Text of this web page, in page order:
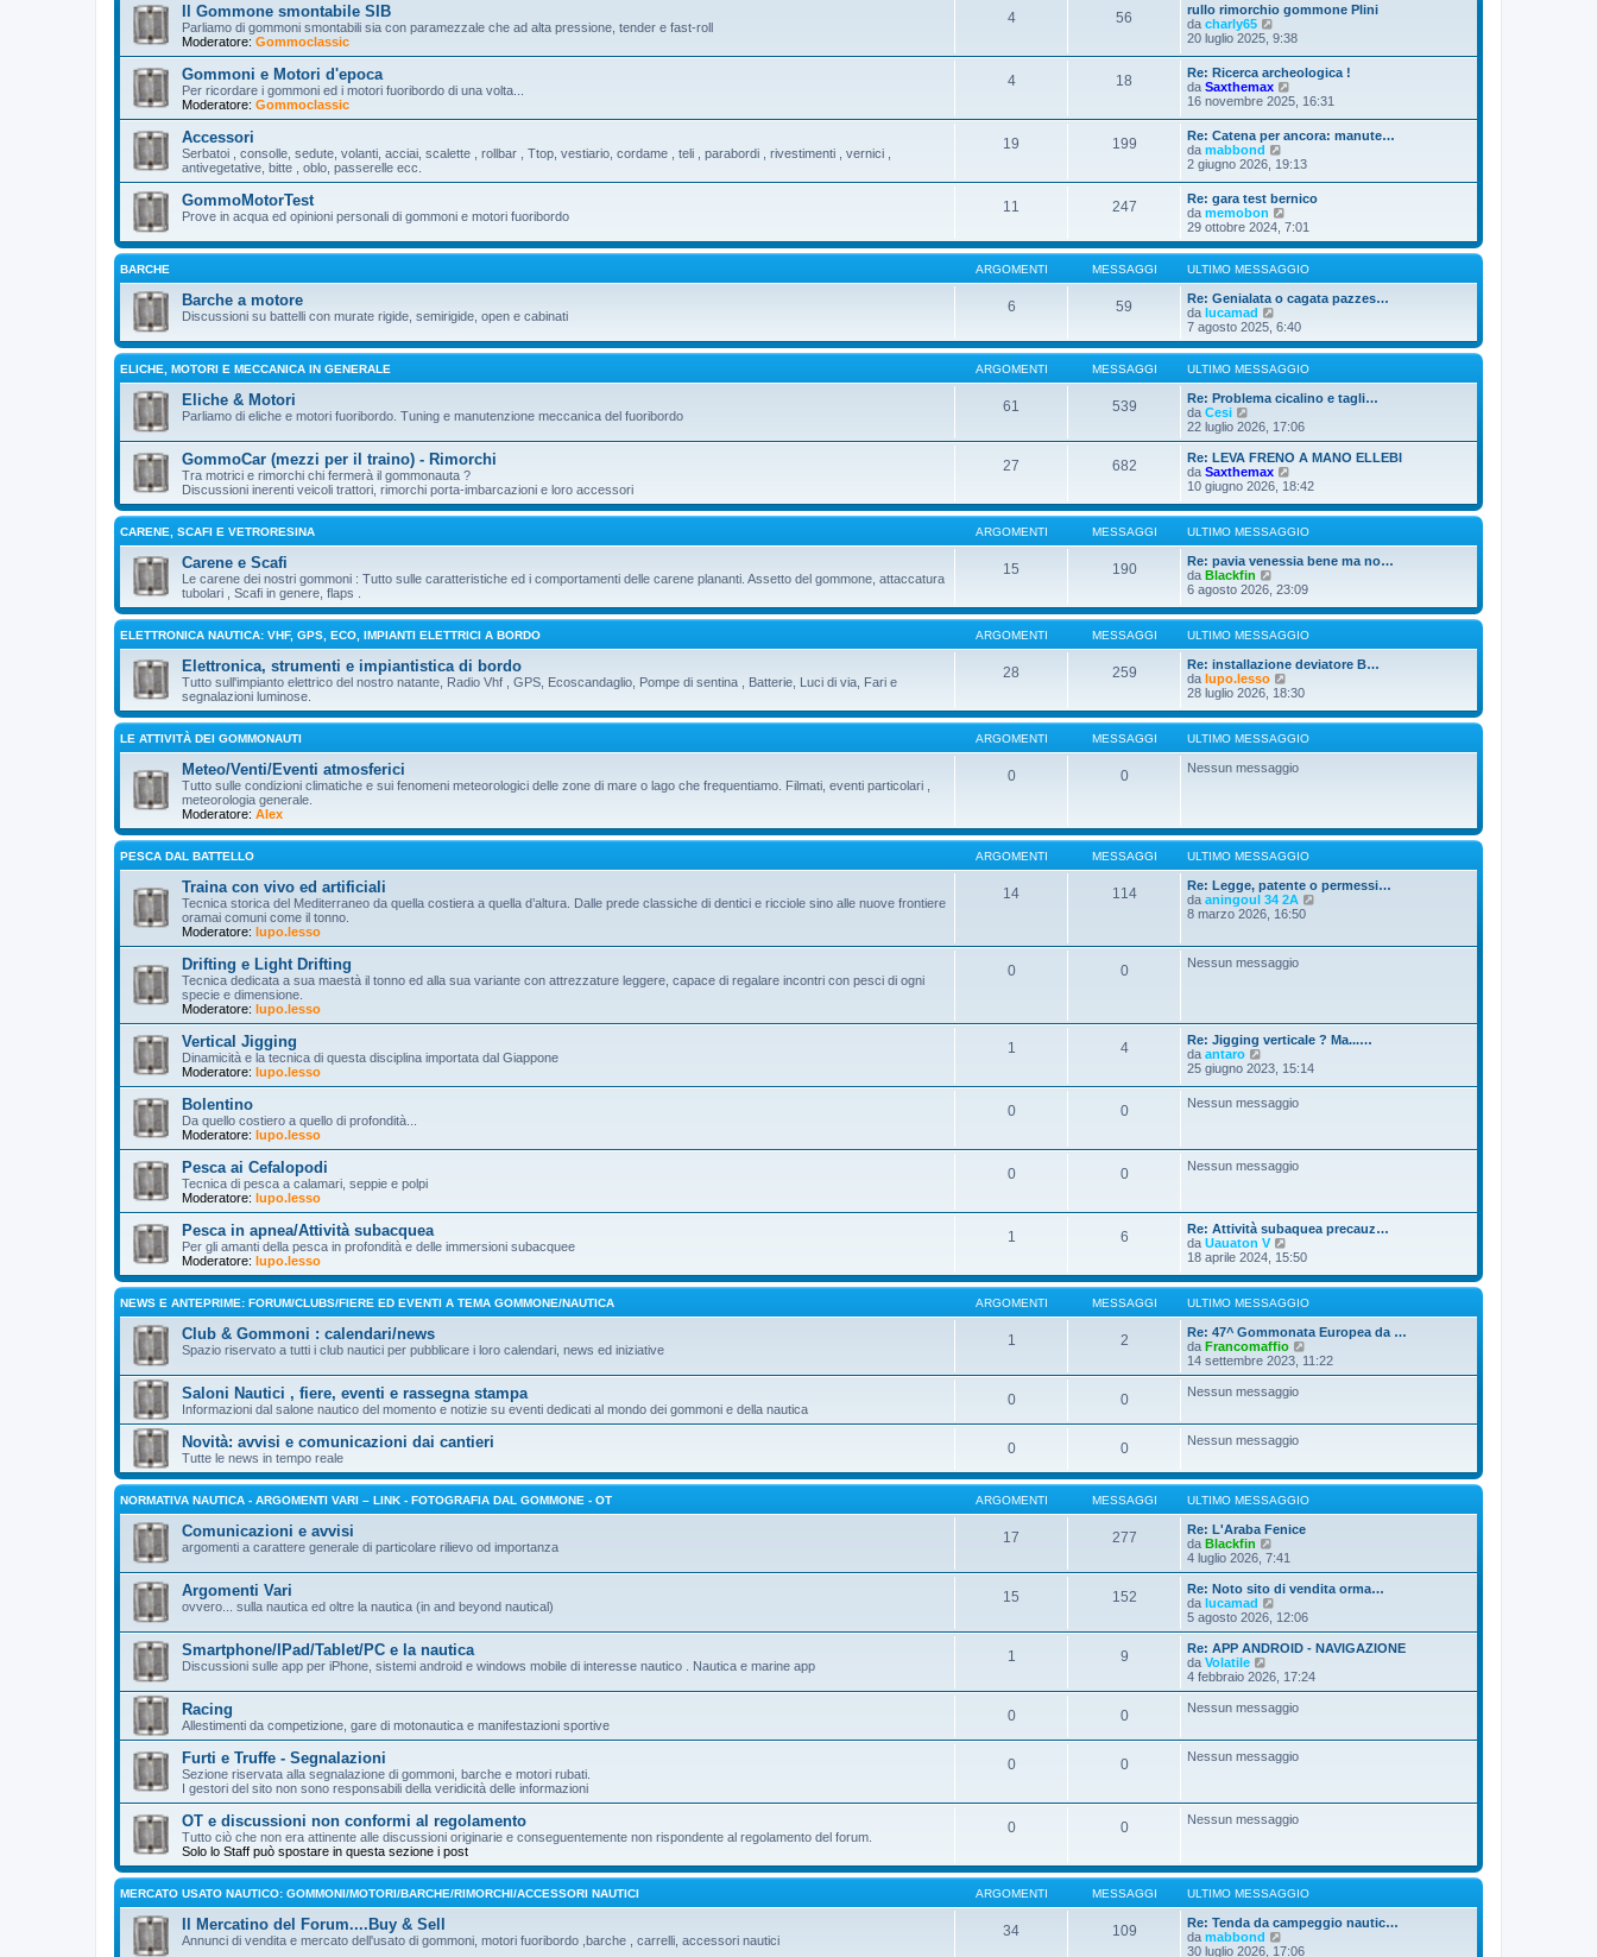
u
t
i
m
o
m
e
s
s
a
g
g
i
o
Il Gommone smontabile SIB
Parliamo di gommoni smontabili sia con paramezzale che ad alta pressione, tender e fast-roll
Moderatore: Gommoclassic
4 56
rullo rimorchio gommone Plini
da charly65
e
u
l
t
i
m
o
m
e
s
s
a
g
g
i
20 luglio 2025, 9:38
Gommoni e Motori d'epoca
Per ricordare i gommoni ed i motori fuoribordo di una volta...
Moderatore: Gommoclassic
4 18
Re: Ricerca archeologica !
da Saxthemax
e
u
t
i
m
m
e
s
s
a
g
i
o
16 novembre 2025, 16:31
Accessori
Serbatoi , consolle, sedute, volanti, acciai, scalette , rollbar , Ttop, vestiario, cordame , teli , parabordi , rivestimenti , vernici ,
antivegetative, bitte , oblo, passerelle ecc.
19 199
Re: Catena per ancora: manute…
da mabbond
e
u
l
i
m
o
e
s
a
g
g
i
o
2 giugno 2026, 19:13
GommoMotorTest
Prove in acqua ed opinioni personali di gommoni e motori fuoribordo
11 247
Re: gara test bernico
da memobon
e
d
i
u
l
t
m
o
m
e
s
s
g
g
i
o
29 ottobre 2024, 7:01
BARCHE ARGOMENTI MESSAGGI ULTIMO MESSAGGIO
Barche a motore
Discussioni su battelli con murate rigide, semirigide, open e cabinati
6 59
Re: Genialata o cagata pazzes…
da lucamad
e
d
i
u
l
t
m
o
m
e
s
s
a
g
g
o
7 agosto 2025, 6:40
ELICHE, MOTORI E MECCANICA IN GENERALE ARGOMENTI MESSAGGI ULTIMO MESSAGGIO
Eliche & Motori
Parliamo di eliche e motori fuoribordo. Tuning e manutenzione meccanica del fuoribordo
61 539
Re: Problema cicalino e tagli…
da Cesi
e
d
i
u
l
i
m
o
e
s
s
a
g
g
i
o
22 luglio 2026, 17:06
GommoCar (mezzi per il traino) - Rimorchi
Tra motrici e rimorchi chi fermerà il gommonauta ?
Discussioni inerenti veicoli trattori, rimorchi porta-imbarcazioni e loro accessori
27 682
Re: LEVA FRENO A MANO ELLEBI
da Saxthemax
e
i
u
t
i
m
o
m
s
a
g
i
o
10 giugno 2026, 18:42
CARENE, SCAFI E VETRORESINA ARGOMENTI MESSAGGI ULTIMO MESSAGGIO
Carene e Scafi
Le carene dei nostri gommoni : Tutto sulle caratteristiche ed i comportamenti delle carene plananti. Assetto del gommone, attaccatura
tubolari , Scafi in genere, flaps .
15 190
Re: pavia venessia bene ma no…
da Blackfin
e
i
u
t
i
m
o
m
s
a
o
6 agosto 2026, 23:09
ELETTRONICA NAUTICA: VHF, GPS, ECO, IMPIANTI ELETTRICI A BORDO ARGOMENTI MESSAGGI ULTIMO MESSAGGIO
Elettronica, strumenti e impiantistica di bordo
Tutto sull'impianto elettrico del nostro natante, Radio Vhf , GPS, Ecoscandaglio, Pompe di sentina , Batterie, Luci di via, Fari e
segnalazioni luminose.
28 259
Re: installazione deviatore B…
da lupo.lesso
e
i
u
t
i
e
s
g
g
i
28 luglio 2026, 18:30
LE ATTIVITÀ DEI GOMMONAUTI ARGOMENTI MESSAGGI ULTIMO MESSAGGIO
Meteo/Venti/Eventi atmosferici
Tutto sulle condizioni climatiche e sui fenomeni meteorologici delle zone di mare o lago che frequentiamo. Filmati, eventi particolari ,
meteorologia generale.
Moderatore: Alex
0 0 Nessun messaggio
PESCA DAL BATTELLO ARGOMENTI MESSAGGI ULTIMO MESSAGGIO
Traina con vivo ed artificiali
Tecnica storica del Mediterraneo da quella costiera a quella d’altura. Dalle prede classiche di dentici e ricciole sino alle nuove frontiere
oramai comuni come il tonno.
Moderatore: lupo.lesso
14 114
Re: Legge, patente o permessi…
da aningoul 34 2A
o
m
s
o
8 marzo 2026, 16:50
Drifting e Light Drifting
Tecnica dedicata a sua maestà il tonno ed alla sua variante con attrezzature leggere, capace di regalare incontri con pesci di ogni
specie e dimensione.
Moderatore: lupo.lesso
0 0 Nessun messaggio
Vertical Jigging
Dinamicità e la tecnica di questa disciplina importata dal Giappone
Moderatore: lupo.lesso
1 4
Re: Jigging verticale ? Ma...…
da antaro
e
u
i
m
e
s
s
a
g
g
o
25 giugno 2023, 15:14
Bolentino
Da quello costiero a quello di profondità...
Moderatore: lupo.lesso
0 0 Nessun messaggio
Pesca ai Cefalopodi
Tecnica di pesca a calamari, seppie e polpi
Moderatore: lupo.lesso
0 0 Nessun messaggio
Pesca in apnea/Attività subacquea
Per gli amanti della pesca in profondità e delle immersioni subacquee
Moderatore: lupo.lesso
1 6
Re: Attività subaquea precauz…
da Uauaton V
e
i
u
t
i
m
o
m
e
s
a
g
i
o
18 aprile 2024, 15:50
NEWS E ANTEPRIME: FORUM/CLUBS/FIERE ED EVENTI A TEMA GOMMONE/NAUTICA ARGOMENTI MESSAGGI ULTIMO MESSAGGIO
Club & Gommoni : calendari/news
Spazio riservato a tutti i club nautici per pubblicare i loro calendari, news ed iniziative
1 2
Re: 47^ Gommonata Europea da …
da Francomaffio
e
d
t
o
m
e
s
g
i
14 settembre 2023, 11:22
Saloni Nautici , fiere, eventi e rassegna stampa
Informazioni dal salone nautico del momento e notizie su eventi dedicati al mondo dei gommoni e della nautica
0 0 Nessun messaggio
Novità: avvisi e comunicazioni dai cantieri
Tutte le news in tempo reale
0 0 Nessun messaggio
NORMATIVA NAUTICA - ARGOMENTI VARI – LINK - FOTOGRAFIA DAL GOMMONE - OT ARGOMENTI MESSAGGI ULTIMO MESSAGGIO
Comunicazioni e avvisi
argomenti a carattere generale di particolare rilievo od importanza
17 277
Re: L'Araba Fenice
da Blackfin
e
d
i
u
i
m
o
m
s
a
g
4 luglio 2026, 7:41
Argomenti Vari
ovvero... sulla nautica ed oltre la nautica (in and beyond nautical)
15 152
Re: Noto sito di vendita orma…
da lucamad
e
d
i
l
t
m
m
e
a
g
g
5 agosto 2026, 12:06
Smartphone/IPad/Tablet/PC e la nautica
Discussioni sulle app per iPhone, sistemi android e windows mobile di interesse nautico . Nautica e marine app
1 9
Re: APP ANDROID - NAVIGAZIONE
da Volatile
e
d
i
t
i
m
e
g
g
o
4 febbraio 2026, 17:24
Racing
Allestimenti da competizione, gare di motonautica e manifestazioni sportive
0 0 Nessun messaggio
Furti e Truffe - Segnalazioni
Sezione riservata alla segnalazione di gommoni, barche e motori rubati.
I gestori del sito non sono responsabili della veridicità delle informazioni
0 0 Nessun messaggio
OT e discussioni non conformi al regolamento
Tutto ciò che non era attinente alle discussioni originarie e conseguentemente non rispondente al regolamento del forum.
Solo lo Staff può spostare in questa sezione i post
0 0 Nessun messaggio
MERCATO USATO NAUTICO: GOMMONI/MOTORI/BARCHE/RIMORCHI/ACCESSORI NAUTICI ARGOMENTI MESSAGGI ULTIMO MESSAGGIO
Il Mercatino del Forum....Buy & Sell
Annunci di vendita e mercato dell'usato di gommoni, motori fuoribordo ,barche , carrelli, accessori nautici
34 109
Re: Tenda da campeggio nautic…
da mabbond
e
30 luglio 2026, 17:06